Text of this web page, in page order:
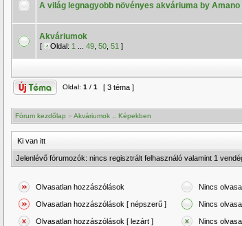
A világ legnagyobb növényes akváriuma by Amano
Akváriumok
[ Oldal: 1 49 50 51 ]
Oldal: 1 / 1 [ 3 téma ]
Fórum kezdőlap » Akváriumok .. Képekben
Ki van itt
Jelenlévő fórumozók: nincs regisztrált felhasználó valamint 1
Olvasatlan hozzászólások Nincs
Olvasatlan hozzászólások [ népszerű ] Nincs
Olvasatlan hozzászólások [ lezárt ] Nincs